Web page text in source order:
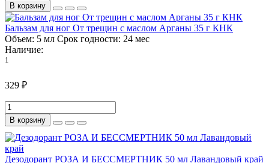
В корзину
Бальзам для ног От трещин с маслом Арганы 35 г КНК
Объем: 5 мл Срок годности: 24 мес
Наличие:
1
329 ₽
В корзину
Дезодорант РОЗА И БЕССМЕРТНИК 50 мл Лавандовый край